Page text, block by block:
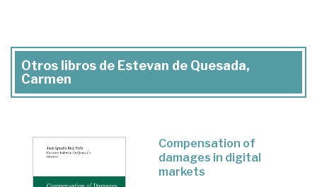
Otros libros de Estevan de Quesada,
Carmen
Compensation of
damages in digital
markets